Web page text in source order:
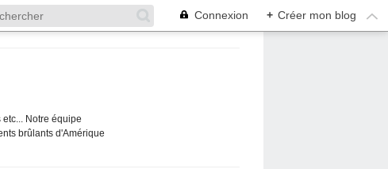
Connexion + Créer mon blog
Notre équipe
brûlants d'Amérique